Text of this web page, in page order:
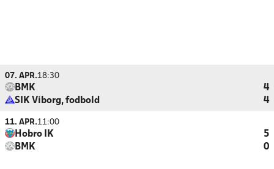
07. APR.18:30
BMK
4
SIK Viborg, fodbold
4
11. APR.11:00
Hobro IK
5
BMK
0